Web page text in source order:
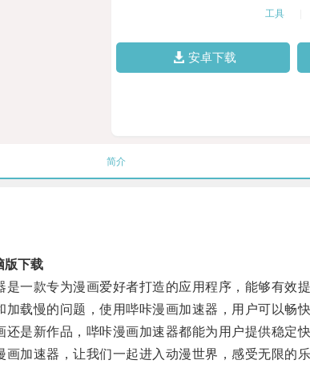
工具
安卓下载
简介
版下载
款专为漫画爱好者打造的应用程序，能够有效提
慢的问题，使用哔咔漫画加速器，用户可以畅快
新作品，哔咔漫画加速器都能为用户提供稳定快
速器，让我们一起进入动漫世界，感受无限的乐